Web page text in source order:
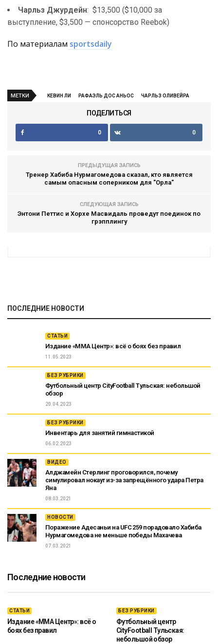
Чарльз Джурдейн: $13,500 ($10,000 за
выступление, $3,500 — спонсорство Reebok)
По материалам sportsdaily
МЕТКИ КЕВИН ЛИ РАФАЭЛЬ ДОС АНЬОС ЧАРЛЬЗ ОЛИВЕЙРА
ПОДЕЛИТЬСЯ
0 0
ПРЕДЫДУЩАЯ ЗАПИСЬ
Тренер Хабиба Нурмагомедова сказал, кто является
самым опасным соперником для "Орла"
СЛЕДУЮЩАЯ ЗАПИСЬ
Энтони Петтис и Хорхе Масвидаль проведут поединок по
грэпплингу
ПОСЛЕДНИЕ НОВОСТИ
СТАТЬИ
Издание «ММА Центр»: всё о боях без правил
11.05.2023
БЕЗ РУБРИКИ
Футбольный центр CityFootball Тульская: небольшой
обзор
20.04.2023
БЕЗ РУБРИКИ
Инвентарь для занятий гимнастикой
06.02.2023
ВИДЕО
Алджамейн Стерлинг проговорился, почему
симулировал нокаут из-за запрещённого удара Петра
Яна
08.03.2021
НОВОСТИ
Поражение Адесаньи на UFC 259 порадовало Хабиба
Нурмагомедова не меньше победы Махачева
07.03.2021
Последние новости
СТАТЬИ
Издание «ММА Центр»: всё о
боях без правил
БЕЗ РУБРИКИ
Футбольный центр
CityFootball Тульская:
небольшой обзор